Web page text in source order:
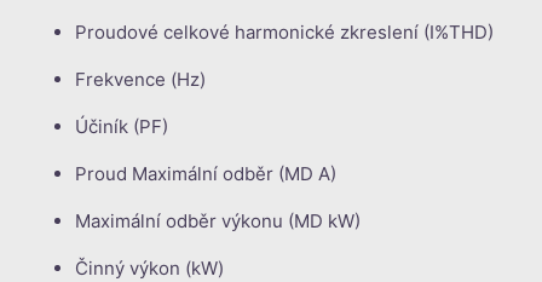
Proudové celkové harmonické zkreslení (I%THD)
Frekvence (Hz)
Účiník (PF)
Proud Maximální odběr (MD A)
Maximální odběr výkonu (MD kW)
Činný výkon (kW)